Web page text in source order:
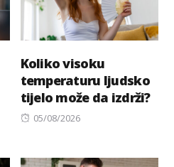
Koliko visoku
temperaturu ljudsko
tijelo može da izdrži?
Posted
05/08/2026